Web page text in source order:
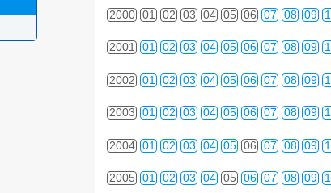
2000 01 02 03 04 05 06 07 08 09
2001 01 02 03 04 05 06 07 08 09
2002 01 02 03 04 05 06 07 08 09
2003 01 02 03 04 05 06 07 08 09
2004 01 02 03 04 05 06 07 08 09
2005 01 02 03 04 05 06 07 08 09